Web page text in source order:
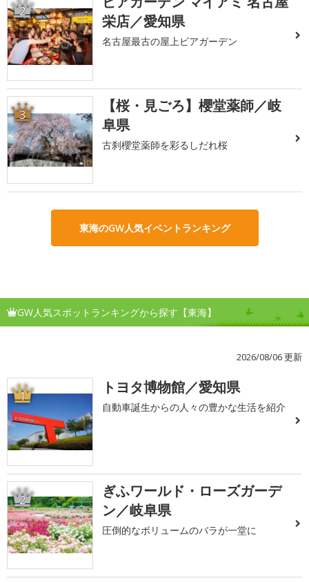
2
栄店／愛知県
名古屋最古の屋上ビアガーデン
3
【桜・見ごろ】櫻堂薬師／岐
阜県
古刹櫻堂薬師を彩るしだれ桜
東海のGW人気イベントランキング
GW人気スポットランキングから探す【東海】
2026/08/06 更新
1 トヨタ博物館／愛知県
自動車誕生からの人々の豊かな生活を紹介
2
ぎふワールド・ローズガーデ
ン／岐阜県
圧倒的なボリュームのバラが一堂に